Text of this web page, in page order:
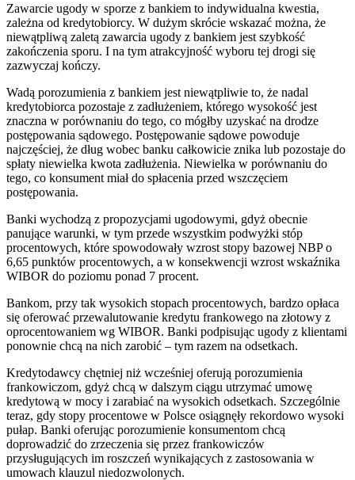
Zawarcie ugody w sporze z bankiem to indywidualna kwestia,
zależna od kredytobiorcy. W dużym skrócie wskazać można, że
niewątpliwą zaletą zawarcia ugody z bankiem jest szybkość
zakończenia sporu. I na tym atrakcyjność wyboru tej drogi się
zazwyczaj kończy.
Wadą porozumienia z bankiem jest niewątpliwie to, że nadal
kredytobiorca pozostaje z zadłużeniem, którego wysokość jest
znaczna w porównaniu do tego, co mógłby uzyskać na drodze
postępowania sądowego. Postępowanie sądowe powoduje
najczęściej, że dług wobec banku całkowicie znika lub pozostaje do
spłaty niewielka kwota zadłużenia. Niewielka w porównaniu do
tego, co konsument miał do spłacenia przed wszczęciem
postępowania.
Banki wychodzą z propozycjami ugodowymi, gdyż obecnie
panujące warunki, w tym przede wszystkim podwyżki stóp
procentowych, które spowodowały wzrost stopy bazowej NBP o
6,65 punktów procentowych, a w konsekwencji wzrost wskaźnika
WIBOR do poziomu ponad 7 procent.
Bankom, przy tak wysokich stopach procentowych, bardzo opłaca
się oferować przewalutowanie kredytu frankowego na złotowy z
oprocentowaniem wg WIBOR. Banki podpisując ugody z klientami
ponownie chcą na nich zarobić – tym razem na odsetkach.
Kredytodawcy chętniej niż wcześniej oferują porozumienia
frankowiczom, gdyż chcą w dalszym ciągu utrzymać umowę
kredytową w mocy i zarabiać na wysokich odsetkach. Szczególnie
teraz, gdy stopy procentowe w Polsce osiągnęły rekordowo wysoki
pułap. Banki oferując porozumienie konsumentom chcą
doprowadzić do zrzeczenia się przez frankowiczów
przysługujących im roszczeń wynikających z zastosowania w
umowach klauzul niedozwolonych.